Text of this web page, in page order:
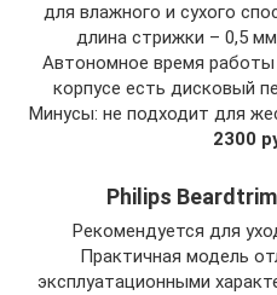
для влажного и сухого
длина стрижки – 0,5
Автономное время работы
корпусе есть дисковый
Минусы: не подходит для
2300
Philips
Рекомендуется для
Практичная модель
эксплуатационными